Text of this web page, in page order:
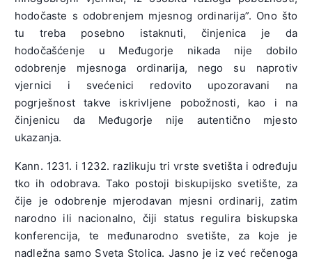
hodočaste s odobrenjem mjesnog ordinarija”. Ono što
tu treba posebno istaknuti, činjenica je da
hodočašćenje u Međugorje nikada nije dobilo
odobrenje mjesnoga ordinarija, nego su naprotiv
vjernici i svećenici redovito upozoravani na
pogrješnost takve iskrivljene pobožnosti, kao i na
činjenicu da Međugorje nije autentično mjesto
ukazanja.
Kann. 1231. i 1232. razlikuju tri vrste svetišta i određuju
tko ih odobrava. Tako postoji biskupijsko svetište, za
čije je odobrenje mjerodavan mjesni ordinarij, zatim
narodno ili nacionalno, čiji status regulira biskupska
konferencija, te međunarodno svetište, za koje je
nadležna samo Sveta Stolica. Jasno je iz već rečenoga